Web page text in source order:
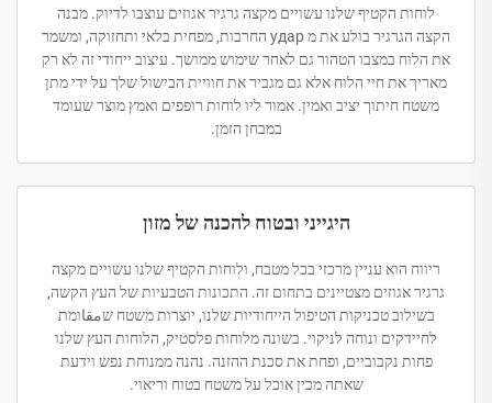
לוחות הקטיף שלנו עשויים מקצה גרגיר אגוזים עוצבו לדיוק. מבנה
הקצה הגרגיר בולע את מ удар החרבות, מפחית בלאי ותחזוקה, ומשמר
את הלוח במצבו הטהור גם לאחר שימוש ממושך. עיצוב ייחודי זה לא רק
מאריך את חיי הלוח אלא גם מגביר את חוויית הבישול שלך על ידי מתן
משטח חיתוך יציב ואמין. אמור ליו לוחות רופפים ואמץ מוצר שעומד
במבחן הזמן.
היגייני ובטוח להכנה של מזון
ריווח הוא עניין מרכזי בכל מטבח, ולוחות הקטיף שלנו עשויים מקצה
גרגיר אגוזים מצטיינים בתחום זה. התכונות הטבעיות של העץ הקשה,
בשילוב טכניקות הטיפול הייחודיות שלנו, יוצרות משטח שمقاומת
לחיידקים ונוחה לניקוי. בשונה מלוחות פלסטיק, הלוחות העץ שלנו
פחות נקבוביים, ופחת את סכנת ההזנה. נהנה ממנוחת נפש וידעת
שאתה מכין אוכל על משטח בטוח וריאוי.